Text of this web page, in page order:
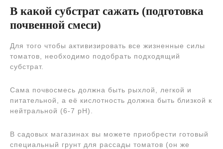
В какой субстрат сажать (подготовка
почвенной смеси)
Для того чтобы активизировать все жизненные силы
томатов, необходимо подобрать подходящий
субстрат.
Сама почвосмесь должна быть рыхлой, легкой и
питательной, а её кислотность должна быть близкой к
нейтральной (6-7 pH).
В садовых магазинах вы можете приобрести готовый
специальный грунт для рассады томатов (он же